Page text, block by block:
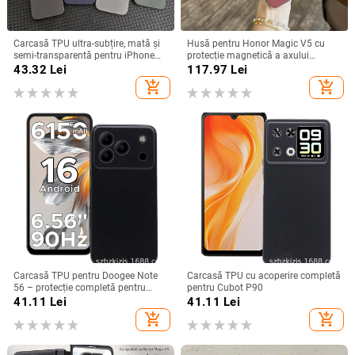
Carcasă TPU ultra-subțire, mată și
semi-transparentă pentru iPhone
11/12/14/15/16/17 Pro Max,
protecție împotriva căderilor, anti-
amprente
43.32 Lei
add_shopping_cart
Husă pentru Honor Magic V5 cu
protecție magnetică a axului
central, acoperire completă a
electroplacare, protecție anti-cădere
117.97 Lei
add_shopping_cart
Carcasă TPU pentru Doogee Note
56 – protecție completă pentru
Note 56, Plus și Pro, realizată
41.11 Lei
add_shopping_cart
Carcasă TPU cu acoperire completă
pentru Cubot P90
41.11 Lei
add_shopping_cart